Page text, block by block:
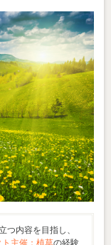
つ内容を目指し、
ト主催：植草の経験